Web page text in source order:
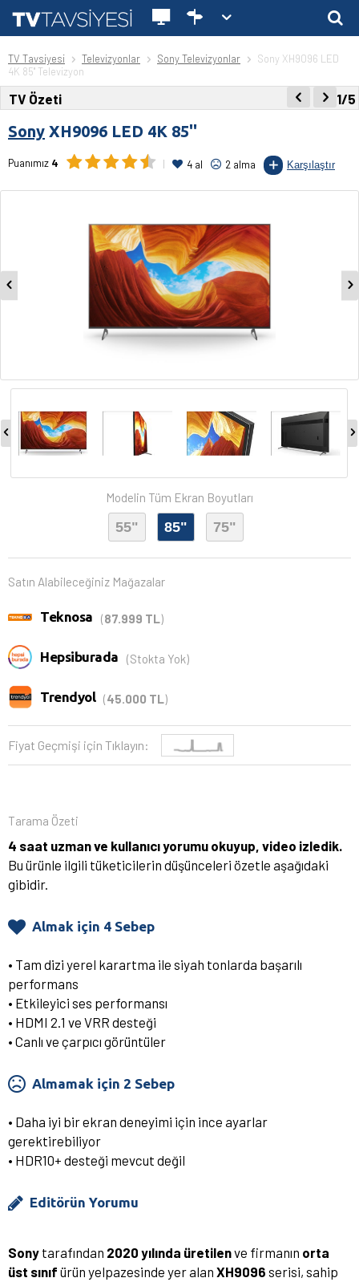
TV Tavsiyesi Televizyonlar Sony Televizyonlar
Sony XH9096 LED
4K 85'' Televizyon
TV Özeti 1/5
Sony XH9096 LED 4K 85''
Puanımız 4 4 al 2 alma Karşılaştır
Modelin Tüm Ekran Boyutları
55" 85" 75"
Satın Alabileceğiniz Mağazalar
Teknosa (87.999 TL)
Hepsiburada (Stokta Yok)
Trendyol (45.000 TL)
Fiyat Geçmişi için Tıklayın:
Tarama Özeti
4 saat uzman ve kullanıcı yorumu okuyup, video izledik.
Bu ürünle ilgili tüketicilerin düşünceleri özetle aşağıdaki
gibidir.
Almak için 4 Sebep
• Tam dizi yerel karartma ile siyah tonlarda başarılı
performans
• Etkileyici ses performansı
• HDMI 2.1 ve VRR desteği
• Canlı ve çarpıcı görüntüler
Almamak için 2 Sebep
• Daha iyi bir ekran deneyimi için ince ayarlar
gerektirebiliyor
• HDR10+ desteği mevcut değil
Editörün Yorumu
Sony tarafından 2020 yılında üretilenve firmanın orta
üst sınıf ürün yelpazesinde yer alan XH9096 serisi, sahip